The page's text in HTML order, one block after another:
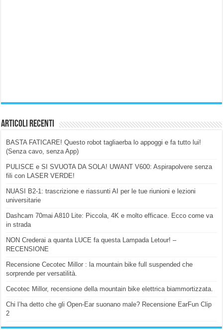
Articoli Recenti
BASTA FATICARE! Questo robot tagliaerba lo appoggi e fa tutto lui!
(Senza cavo, senza App)
PULISCE e SI SVUOTA DA SOLA! UWANT V600: Aspirapolvere senza
fili con LASER VERDE!
NUASI B2-1: trascrizione e riassunti AI per le tue riunioni e lezioni
universitarie
Dashcam 70mai A810 Lite: Piccola, 4K e molto efficace. Ecco come va
in strada
NON Crederai a quanta LUCE fa questa Lampada Letour! –
RECENSIONE
Recensione Cecotec Millor : la mountain bike full suspended che
sorprende per versatilità.
Cecotec Millor, recensione della mountain bike elettrica biammortizzata.
Chi l’ha detto che gli Open-Ear suonano male? Recensione EarFun Clip
2